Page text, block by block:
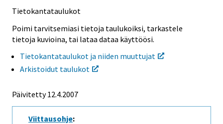
Tietokantataulukot
Poimi tarvitsemiasi tietoja taulukoiksi, tarkastele
tietoja kuvioina, tai lataa dataa käyttöösi.
Tietokantataulukot ja niiden muuttujat
Arkistoidut taulukot
Päivitetty12.4.2007
Viittausohje: